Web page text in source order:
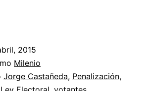
2015
Milenio
Jorge Castañeda, Penalización,